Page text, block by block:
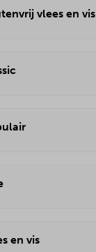
vlees en vis
en vis